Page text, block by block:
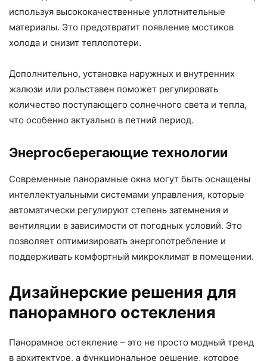
используя высококачественные уплотнительные
материалы. Это предотвратит появление мостиков
холода и снизит теплопотери.
Дополнительно, установка наружных и внутренних
жалюзи или рольставен поможет регулировать
количество поступающего солнечного света и тепла,
что особенно актуально в летний период.
Энергосберегающие технологии
Современные панорамные окна могут быть оснащены
интеллектуальными системами управления, которые
автоматически регулируют степень затемнения и
вентиляции в зависимости от погодных условий. Это
позволяет оптимизировать энергопотребление и
поддерживать комфортный микроклимат в помещении.
Дизайнерские решения для
панорамного остекления
Панорамное остекление – это не просто модный тренд
в архитектуре, а функциональное решение, которое